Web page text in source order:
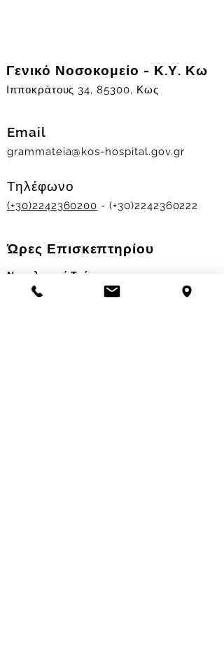
Γενικό Νοσοκομείο - Κ.Υ. Κω
Ιπποκράτους 34, 85300, Κως
Email
grammateia@kos-hospital.gov.gr
Τηλέφωνο
(+30)2242360200 - (+30)2242360222
Ώρες Επισκεπτηρίου
Νοσηλευτικά Τμήματα
Χειμερινό ωράριο: 11.00-13.00
17.30-19.30